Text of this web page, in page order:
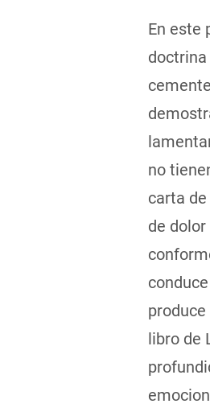
En este
no
carta
de
libro de